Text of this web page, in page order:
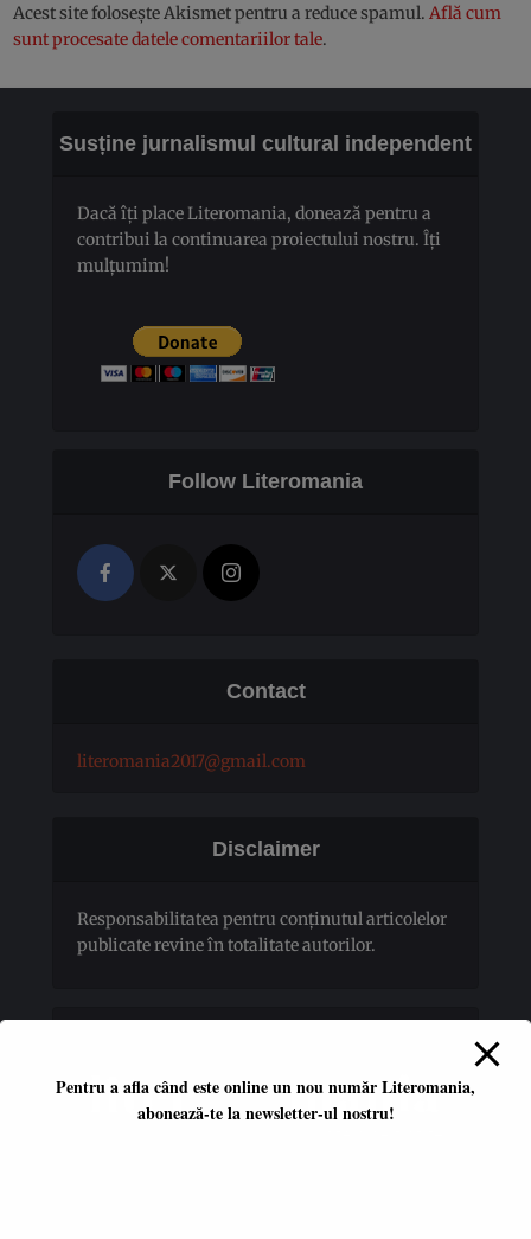
Acest site folosește Akismet pentru a reduce spamul.Află cum
sunt procesate datele comentariilor tale.
Susține jurnalismul cultural independent
Dacă îți place Literomania, donează pentru a
contribui la continuarea proiectului nostru. Îți
mulțumim!
Follow Literomania
Contact
literomania2017@gmail.com
Disclaimer
Responsabilitatea pentru conţinutul articolelor
publicate revine în totalitate autorilor.
Pentru a afla când este online un nou număr Literomania,
abonează-te la newsletter-ul nostru!